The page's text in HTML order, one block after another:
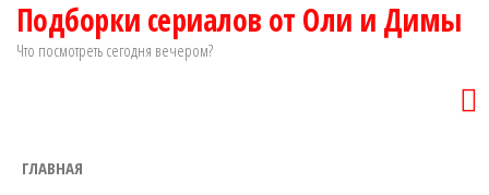
Перейти
Подборки сериалов от Оли и Димы
Что посмотреть сегодня вечером?
ГЛАВНАЯ